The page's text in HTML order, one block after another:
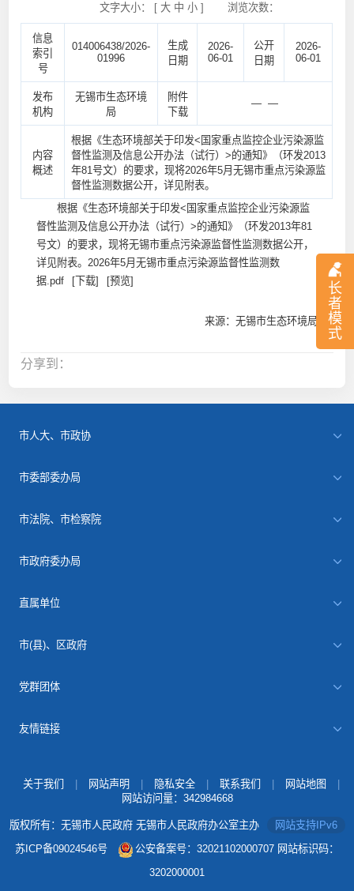
长
者
模
式
文字大小： [ 大 中 小] 浏览次数：
信息
索引
号
014006438/2026-
01996
生成
日期
2026-
06-01
公开
日期
2026-
06-01
发布
机构
无锡市生态环境
局
附件
下载
— —
内容
概述
根据《生态环境部关于印发<国家重点监控企业污染源监
督性监测及信息公开办法（试行）>的通知》（环发2013
年81号文）的要求，现将2026年5月无锡市重点污染源监
督性监测数据公开，详见附表。
根据《生态环境部关于印发<国家重点监控企业污染源监
督性监测及信息公开办法（试行）>的通知》（环发2013年81
号文）的要求，现将无锡市重点污染源监督性监测数据公开，
详见附表。 2026年5月无锡市重点污染源监督性监测数
据.pdf
[下载] [预览]
来源：无锡市生态环境局
分享到：
市人大、市政协
市委部委办局
市法院、市检察院
市政府委办局
直属单位
市(县)、区政府
党群团体
友情链接
关于我们 网站声明 隐私安全 联系我们 网站地图
网站访问量： 342984668
版权所有：无锡市人民政府 无锡市人民政府办公室主办
网站支持IPv6
苏ICP备09024546号
公安备案号：32021102000707 网站标识码：
3202000001